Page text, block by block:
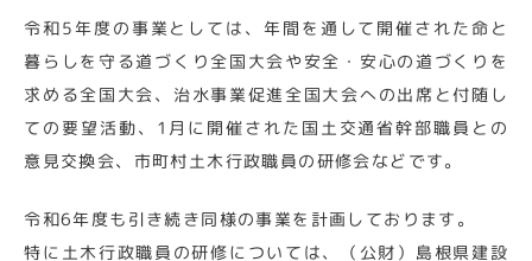
令和5年度の事業としては、年間を通して開催された命と
暮らしを守る道づくり全国大会や安全・安心の道づくりを
求める全国大会、治水事業促進全国大会への出席と付随し
ての要望活動、1月に開催された国土交通省幹部職員との
意見交換会、市町村土木行政職員の研修会などです。
令和6年度も引き続き同様の事業を計画しております。
特に土木行政職員の研修については、（公財）島根県建設